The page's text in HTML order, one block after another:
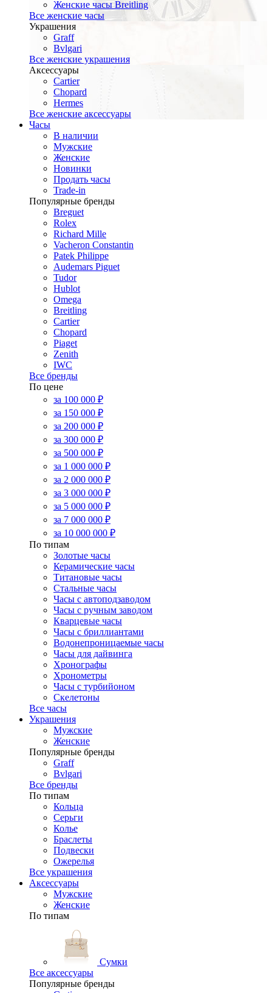
Женские часы Breitling
Все женские часы
Украшения
Graff
Bvlgari
Все женские украшения
Аксессуары
Cartier
Chopard
Hermes
Все женские аксессуары
Часы
В наличии
Мужские
Женские
Новинки
Продать часы
Trade-in
Популярные бренды
Breguet
Rolex
Richard Mille
Vacheron Constantin
Patek Philippe
Audemars Piguet
Tudor
Hublot
Omega
Breitling
Cartier
Chopard
Piaget
Zenith
IWC
Все бренды
По цене
за 100 000 ₽
за 150 000 ₽
за 200 000 ₽
за 300 000 ₽
за 500 000 ₽
за 1 000 000 ₽
за 2 000 000 ₽
за 3 000 000 ₽
за 5 000 000 ₽
за 7 000 000 ₽
за 10 000 000 ₽
По типам
Золотые часы
Керамические часы
Титановые часы
Стальные часы
Часы с автоподзаводом
Часы с ручным заводом
Кварцевые часы
Часы с бриллиантами
Водонепроницаемые часы
Часы для дайвинга
Хронографы
Хронометры
Часы с турбийоном
Скелетоны
Все часы
Украшения
Мужские
Женские
Популярные бренды
Graff
Bvlgari
Все бренды
По типам
Кольца
Серьги
Колье
Браслеты
Подвески
Ожерелья
Все украшения
Аксессуары
Мужские
Женские
По типам
Сумки
Все аксессуары
Популярные бренды